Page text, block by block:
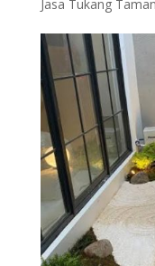
Jasa Tukang Taman